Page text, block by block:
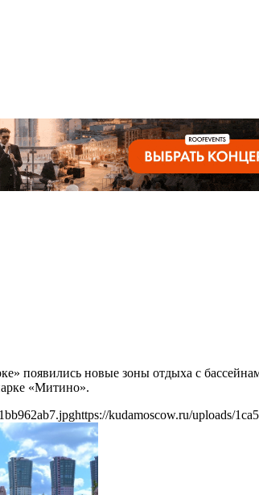
появились новые зоны отдыха с
«Митино».
https://kudamoscow.ru/uploads/